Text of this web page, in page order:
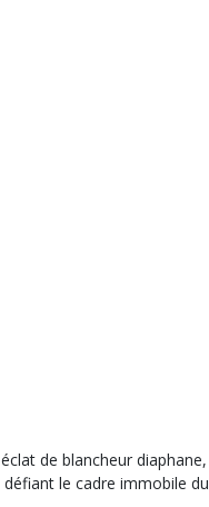
de blancheur
le cadre immobile